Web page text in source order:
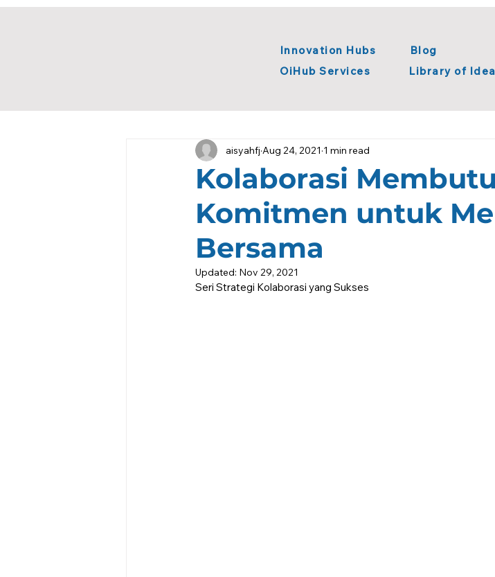
Innovation Metaverse Digital Transformation
Kolaborasi
Komitmen untuk
Bersama
aisyahfj Aug 24, 2021 1 min read
Updated: Nov 29, 2021
Seri Strategi Kolaborasi yang Sukses
Innovation Hubs
OiHub Services
Blog
Library of